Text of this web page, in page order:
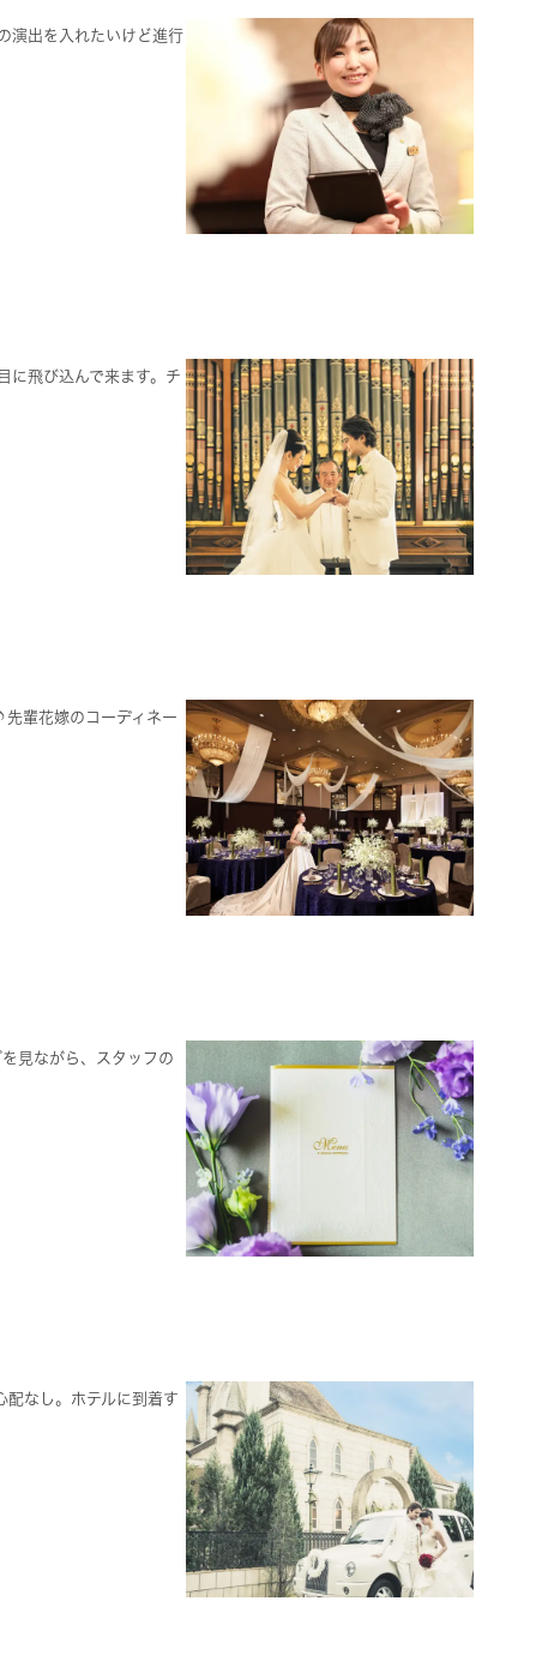
演出を入れたいけど進行
に飛び込んで来ます。チ
輩花嫁のコーディネー
見ながら、スタッフの
なし。ホテルに到着す